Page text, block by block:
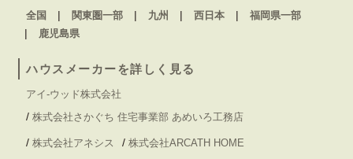
全国 関東圏一部 九州 西日本
福岡県一部
鹿児島県
ハウスメーカーを詳しく見る
アイ-ウッド株式会社
/ 株式会社さかぐち 住宅事業部 あめいろ工務店
/ 株式会社アネシス / 株式会社ARCATH HOME